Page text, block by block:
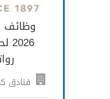
وظائف
فنادق